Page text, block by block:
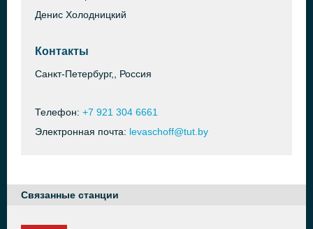
Денис Холодницкий
Контакты
Санкт-Петербург,, Россия
Телефон: +7 921 304 6661
Электронная почта: levaschoff@tut.by
Связанные станции